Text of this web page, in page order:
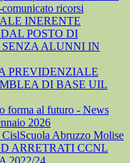
ricorsi
INERENTE
POSTO DI
ALUNNI IN
PREVIDENZIALE
DI BASE UIL
forma al futuro - News
2026
Abruzzo Molise
ARRETRATI CCNL